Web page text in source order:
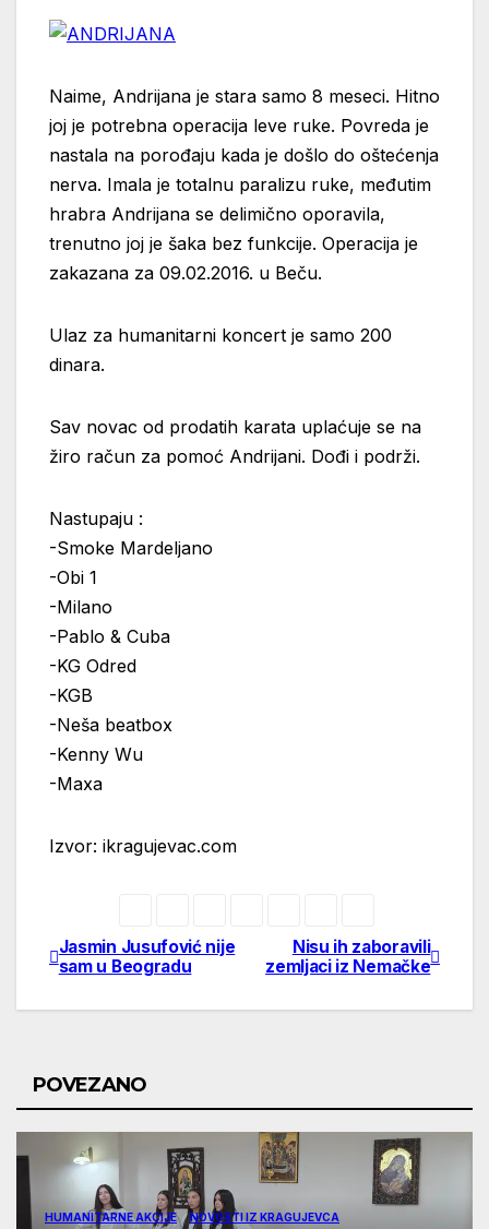
Naime, Andrijana je stara samo 8 meseci. Hitno
joj je potrebna operacija leve ruke. Povreda je
nastala na porođaju kada je došlo do oštećenja
nerva. Imala je totalnu paralizu ruke, međutim
hrabra Andrijana se delimično oporavila,
trenutno joj je šaka bez funkcije. Operacija je
zakazana za 09.02.2016. u Beču.
Ulaz za humanitarni koncert je samo 200
dinara.
Sav novac od prodatih karata uplaćuje se na
žiro račun za pomoć Andrijani. Dođi i podrži.
Nastupaju :
-Smoke Mardeljano
-Obi 1
-Milano
-Pablo & Cuba
-KG Odred
-KGB
-Neša beatbox
-Kenny Wu
-Maxa
Izvor: ikragujevac.com
Post
navigation
Nisu ih zaboravili
zemljaci iz Nemačke
Jasmin Jusufović nije
sam u Beogradu
POVEZANO
HUMANITARNE AKCIJE NOVOSTI IZ KRAGUJEVCA